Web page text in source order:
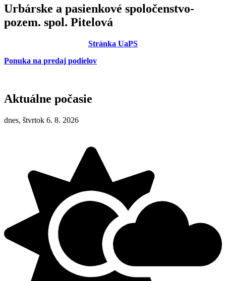
Urbárske a pasienkové spoločenstvo-
pozem. spol. Pitelová
Stránka UaPS
Ponuka na predaj podielov
Aktuálne počasie
dnes, štvrtok 6. 8. 2026